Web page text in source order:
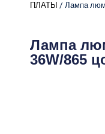
ПЛАТЫ / Лампа
Лампа
36W/865